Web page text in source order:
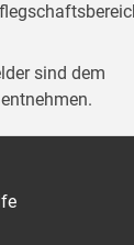
sind dem